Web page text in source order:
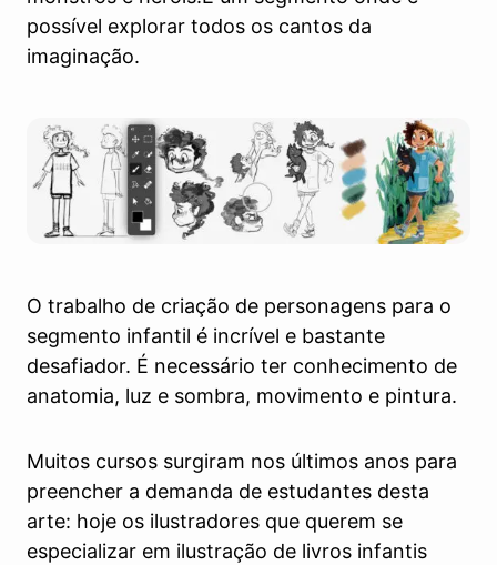
possível explorar todos os cantos da
imaginação.
O trabalho de criação de personagens para o
segmento infantil é incrível e bastante
desafiador. É necessário ter conhecimento de
anatomia, luz e sombra, movimento e pintura.
Muitos cursos surgiram nos últimos anos para
preencher a demanda de estudantes desta
arte: hoje os ilustradores que querem se
especializar em ilustração de livros infantis